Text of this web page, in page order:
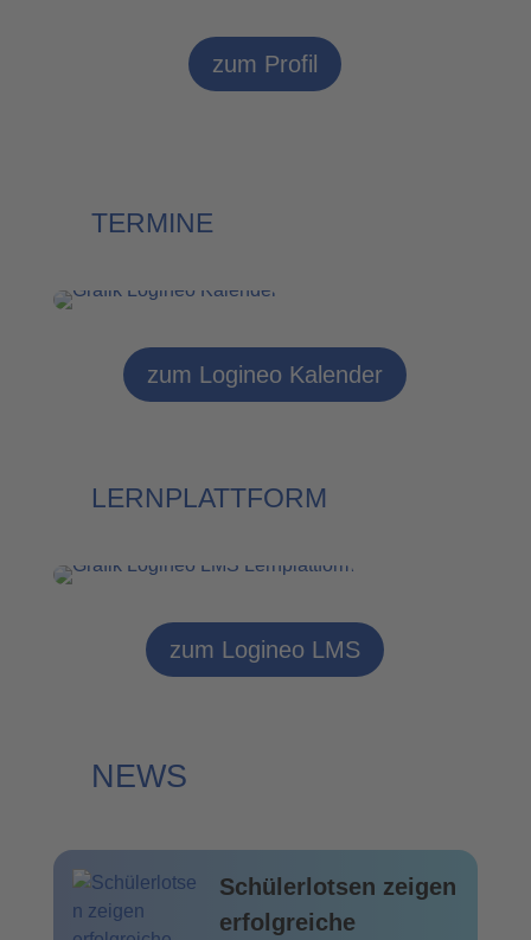
zum Profil
TERMINE
zum Logineo Kalender
LERNPLATTFORM
zum Logineo LMS
NEWS
Schülerlotsen zeigen
erfolgreiche